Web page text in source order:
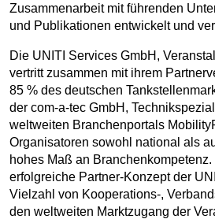
Zusammenarbeit mit führenden
und Publikationen entwickelt und
Die UNITI Services GmbH,
vertritt zusammen mit ihrem
85 % des deutschen
der com-a-tec GmbH,
weltweiten Branchenportals
Organisatoren sowohl national als
hohes Maß an
erfolgreiche Partner-Konzept der
Vielzahl von Kooperations-,
den weltweiten Marktzugang der